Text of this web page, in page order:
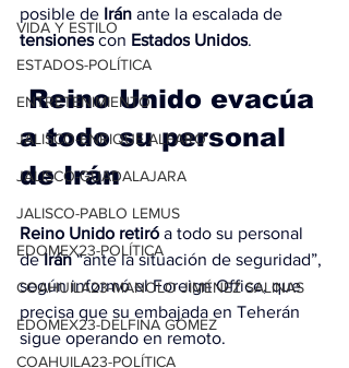
VIDA Y ESTILO
ESTADOS-POLÍTICA
ENTRETENIMIENTO
JALISCO-ENRIQUE ALFARO
JALISCO-GUADALAJARA
JALISCO-PABLO LEMUS
EDOMEX23-POLÍTICA
COAHUILA23-MANOLO JIMÉNEZ SALINAS
EDOMEX23-DELFINA GÓMEZ
COAHUILA23-POLÍTICA
posible de Irán ante la escalada de
tensiones con Estados Unidos.
Reino Unido evacúa
a todo su personal
de Irán
Reino Unido retiró a todo su personal
de Irán “ante la situación de seguridad”,
según informó el Foreign Office, que
precisa que su embajada en Teherán
sigue operando en remoto.